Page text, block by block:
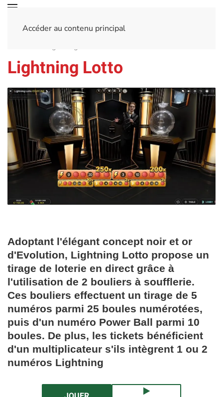
Accéder au contenu principal
Lightning Lotto
Adoptant l'élégant concept noir et or
d'Evolution, Lightning Lotto propose un
tirage de loterie en direct grâce à
l'utilisation de 2 bouliers à soufflerie.
Ces bouliers effectuent un tirage de 5
numéros parmi 25 boules numérotées,
puis d'un numéro Power Ball parmi 10
boules. De plus, les tickets bénéficient
d'un multiplicateur s'ils intègrent 1 ou 2
numéros Lightning